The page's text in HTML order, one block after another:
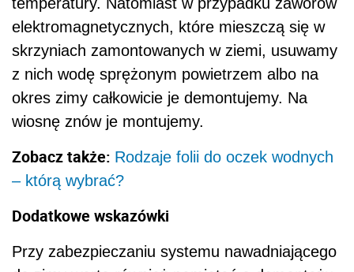
elektromagnetycznych, które mieszczą się w
skrzyniach zamontowanych w ziemi, usuwamy
z nich wodę sprężonym powietrzem albo na
okres zimy całkowicie je demontujemy. Na
wiosnę znów je montujemy.
Zobacz także: Rodzaje folii do oczek wodnych
– którą wybrać?
Dodatkowe wskazówki
Przy zabezpieczaniu systemu nawadniającego